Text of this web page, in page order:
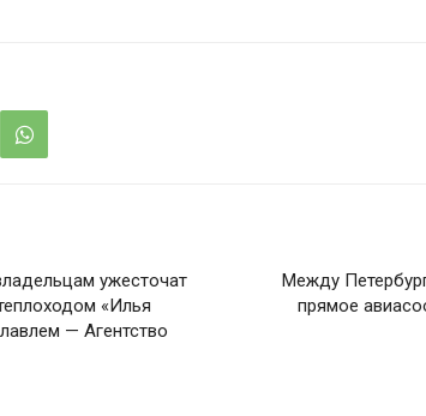
ужесточат
«Илья
— Агентство
Между
прямое